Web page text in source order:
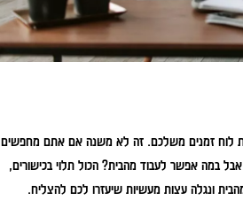
לוח זמנים משלכם. זה לא משנה אם אתם מחפשים
במה אפשר לעבוד מהבית? הכול תלוי בכישורים,
ונגלה עצות מעשיות שיעזרו לכם להצליח.